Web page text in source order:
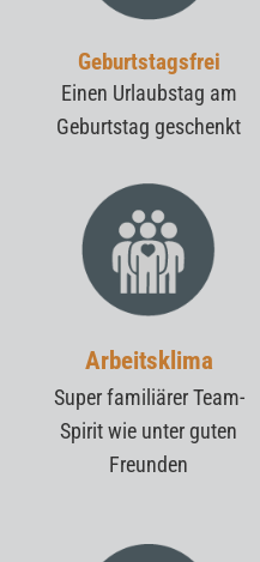
Geburtstagsfrei
Einen Urlaubstag am
Geburtstag geschenkt
Arbeitsklima
Super familiärer Team-
Spiritwie unter guten
Freunden